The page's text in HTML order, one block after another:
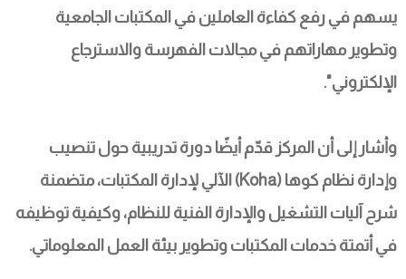
يسهم في رفع كفاءة العاملين في المكتبات الجامعية
وتطوير مهاراتهم في مجالات الفهرسة والاسترجاع
الإلكتروني".
وأشار إلى أن المركز قدّم أيضًا دورة تدريبية حول تنصيب
وإدارة نظام كوها (Koha) الآلي لإدارة المكتبات، متضمنة
شرح آليات التشغيل والإدارة الفنية للنظام، وكيفية توظيفه
في أتمتة خدمات المكتبات وتطوير بيئة العمل المعلوماتي.